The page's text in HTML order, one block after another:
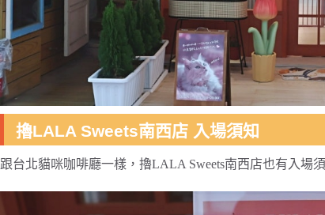
擼LALA Sweets南西店 入場須知
跟台北貓咪咖啡廳一樣，擼LALA Sweets南西店也有入場